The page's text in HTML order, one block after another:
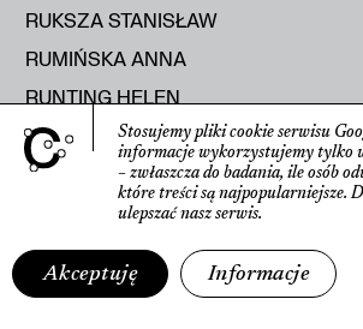
RUKSZA STANISŁAW
RUMIŃSKA ANNA
RUNTING HELEN
RUSAK MARYIA
RUSECKA KATERYNA
RUTKOWSKI ROMAN
RYBICKA ELŻBIETA
RYŚ RAJMUND
Stosujemy pliki cookie serwisu
informacje wyko­rzystujemy tylko
– zwłaszcza do badania, ile osób
które treści są najpopularniejsze.
ulepszać nasz serwis.
Akceptuję Informacje